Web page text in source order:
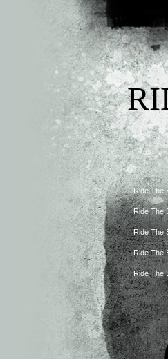
Ride The
Ride The
Ride The
Ride The
Ride The